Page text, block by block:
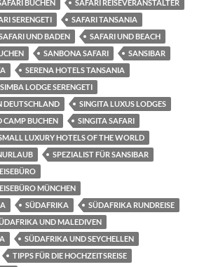
BUCHEN
SAFARI REISEVERANSTALTER
SERENGETI
SAFARI TANSANIA
UND BADEN
SAFARI UND BEACH
SANBONA SAFARI
SANSIBAR
SERENA HOTELS TANSANIA
SIMBA LODGE SERENGETI
DEUTSCHLAND
SINGITA LUXUS LODGES
CAMP BUCHEN
SINGITA SAFARI
LUXURY HOTELS OF THE WORLD
SPEZIALIST FÜR SANSIBAR
MÜNCHEN
SÜDAFRIKA
SÜDAFRIKA RUNDREISE
UND MALEDIVEN
SÜDAFRIKA UND SEYCHELLEN
TIPPS FÜR DIE HOCHZEITSREISE